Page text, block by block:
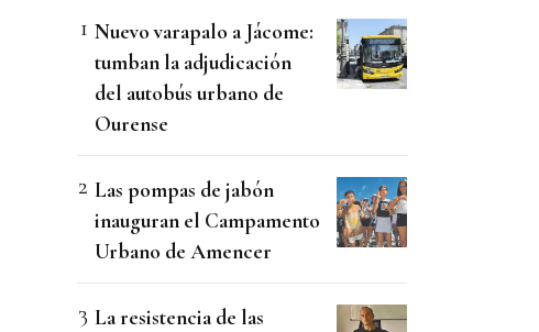
Nuevo varapalo a Jácome:
tumban la adjudicación
del autobús urbano de
Ourense
Las pompas de jabón
inauguran el Campamento
Urbano de Amencer
La resistencia de las